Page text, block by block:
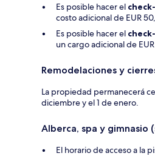
Es posible hacer el
costo adicional de EUR
Es posible hacer el
un cargo adicional de
Remodelaciones y
La propiedad permanecerá
diciembre y el 1 de enero.
Alberca, spa y gimnasio
El horario de acceso a la